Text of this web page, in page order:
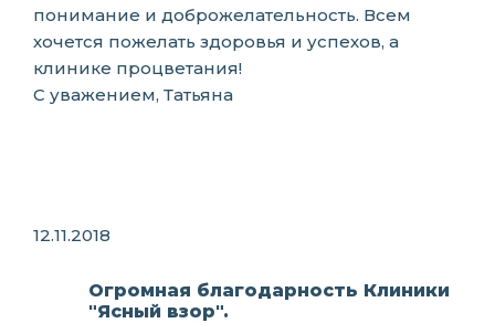
понимание и доброжелательность. Всем
хочется пожелать здоровья и успехов, а
клинике процветания!
С уважением, Татьяна
12.11.2018
Огромная благодарность Клиники
"Ясный взор".